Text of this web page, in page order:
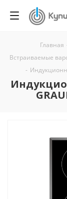
Главная
Встраиваемые
-